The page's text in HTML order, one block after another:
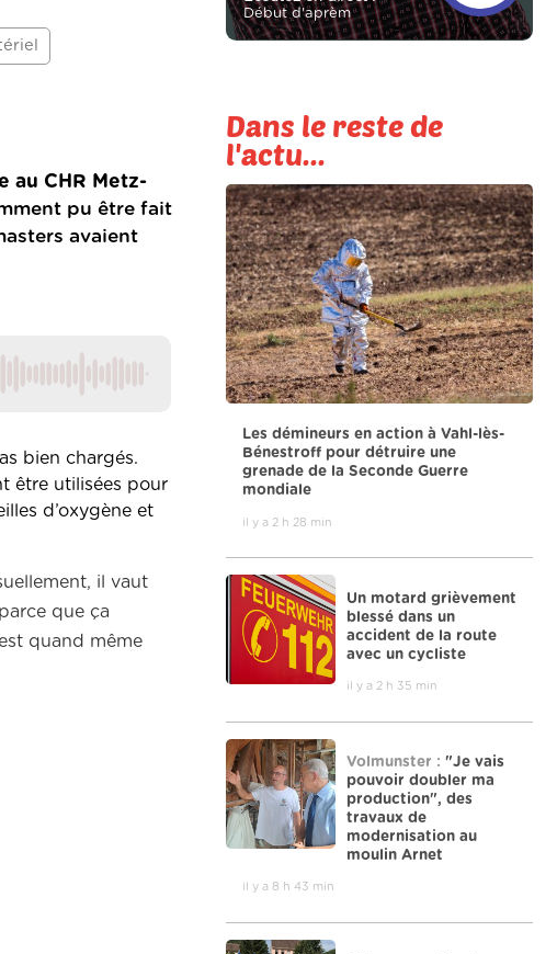
au CHR Metz-
pu être fait
avaient
bien chargés.
être utilisées pour
d’oxygène et
il vaut
que ça
quand même
Début d'aprèm
Dans le reste de
l'actu...
Les démineurs en action à Vahl-lès-
Bénestroff pour détruire une
grenade de la Seconde Guerre
mondiale
il y a 2 h 28 min
Un motard grièvement
blessé dans un
accident de la route
avec un cycliste
il y a 2 h 35 min
Volmunster : "Je vais
pouvoir doubler ma
production", des
travaux de
modernisation au
moulin Arnet
il y a 8 h 43 min